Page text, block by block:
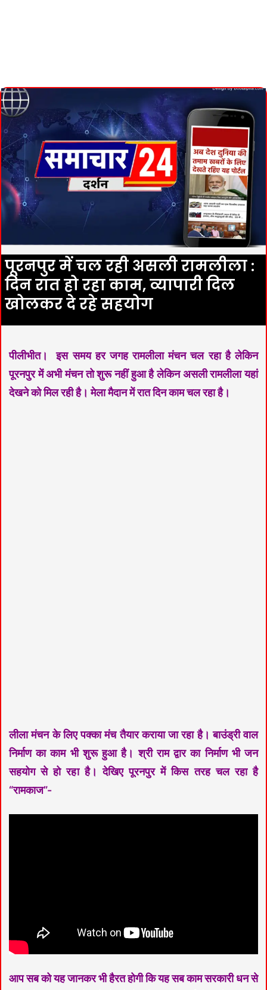
पूरनपुर में चल रही असली रामलीला :
दिन रात हो रहा काम, व्यापारी दिल
खोलकर दे रहे सहयोग
पीलीभीत। इस समय हर जगह रामलीला मंचन चल रहा है लेकिन
पूरनपुर में अभी मंचन तो शुरू नहीं हुआ है लेकिन असली रामलीला यहां
देखने को मिल रही है। मेला मैदान में रात दिन काम चल रहा है।
लीला मंचन के लिए पक्का मंच तैयार कराया जा रहा है। बाउंड्री वाल
निर्माण का काम भी शुरू हुआ है। श्री राम द्वार का निर्माण भी जन
सहयोग से हो रहा है। देखिए पूरनपुर में किस तरह चल रहा है
“रामकाज”-
आप सब को यह जानकर भी हैरत होगी कि यह सब काम सरकारी धन से